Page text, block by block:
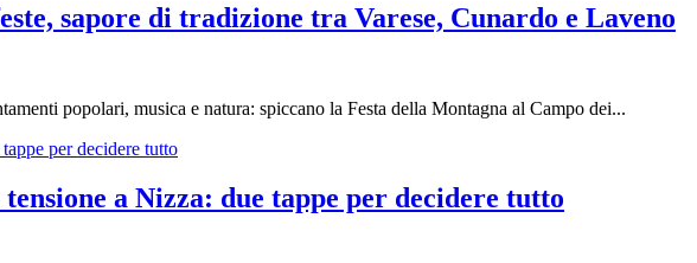
sapore di tradizione tra Varese, Cunardo e Laveno
popolari, musica e natura: spiccano la Festa della Montagna al Campo dei...
a Nizza: due tappe per decidere tutto